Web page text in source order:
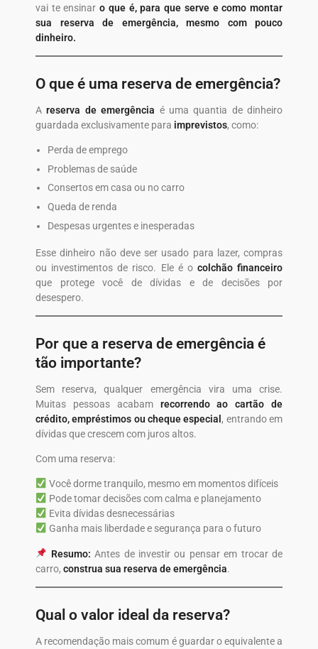
vai te ensinaro que é, para que serve e como montar
sua reserva de emergência, mesmo com pouco
dinheiro.
O que é uma reserva de emergência?
Areserva de emergência é uma quantia de dinheiro
guardada exclusivamente para imprevistos, como:
Perda de emprego
Problemas de saúde
Consertos em casa ou no carro
Queda de renda
Despesas urgentes e inesperadas
Esse dinheiro não deve ser usado para lazer, compras
ou investimentos de risco. Ele é o colchão financeiro
que protege você de dívidas e de decisões por
desespero.
Por que a reserva de emergência é
tão importante?
Sem reserva, qualquer emergência vira uma crise.
Muitas pessoas acabam recorrendo ao cartão de
crédito, empréstimos ou cheque especial , entrando em
dívidas que crescem com juros altos.
Com uma reserva:
Você dorme tranquilo, mesmo em momentos difíceis
Pode tomar decisões com calma e planejamento
Evita dívidas desnecessárias
Ganha mais liberdade e segurança para o futuro
Resumo: Antes de investir ou pensar em trocar de
carro, construa sua reserva de emergência.
Qual o valor ideal da reserva?
A recomendação mais comum é guardar o equivalente a